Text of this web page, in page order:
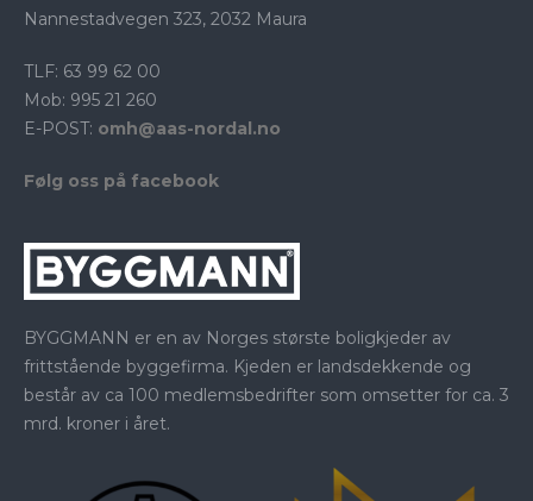
Nannestadvegen 323, 2032 Maura
TLF: 63 99 62 00
Mob: 995 21 260
E-POST: omh@aas-nordal.no
Følg oss på facebook
BYGGMANN er en av Norges største boligkjeder av
frittstående byggefirma. Kjeden er landsdekkende og
består av ca 100 medlemsbedrifter som omsetter for ca. 3
mrd. kroner i året.